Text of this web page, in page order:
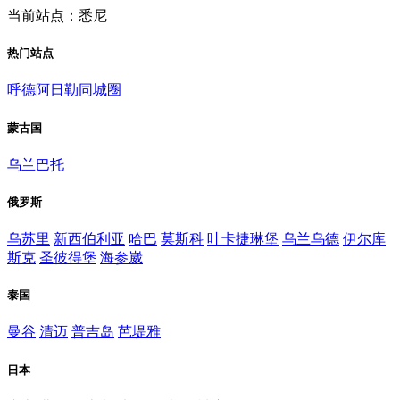
当前站点：悉尼
热门站点
呼德阿日勒同城圈
蒙古国
乌兰巴托
俄罗斯
乌苏里 新西伯利亚 哈巴 莫斯科 叶卡捷琳堡 乌兰乌德 伊尔库
斯克 圣彼得堡 海参崴
泰国
曼谷 清迈 普吉岛 芭堤雅
日本